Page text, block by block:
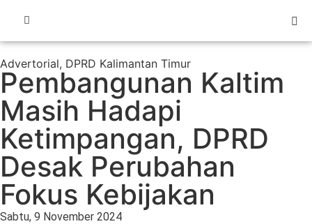
Advertorial, DPRD Kalimantan Timur
Pembangunan Kaltim
Masih Hadapi
Ketimpangan, DPRD
Desak Perubahan
Fokus Kebijakan
Sabtu, 9 November 2024